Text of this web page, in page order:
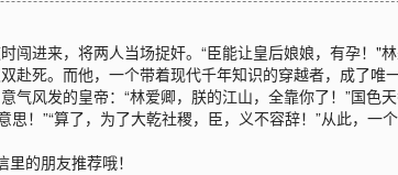
进来，将两人当场捉奸。“臣能让皇后娘娘，有孕！"
赴死。而他，一个带着现代千年知识的穿越者，成了唯
气风发的皇帝：“林爱卿，朕的江山，全靠你了！”国
！”“算了，为了大乾社稷，臣，义不容辞！”从此，一
的朋友推荐哦！